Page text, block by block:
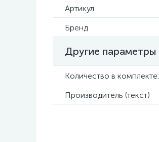
Артикул
Бренд
Другие параметры
Количество в комплекте:
Производитель (текст)